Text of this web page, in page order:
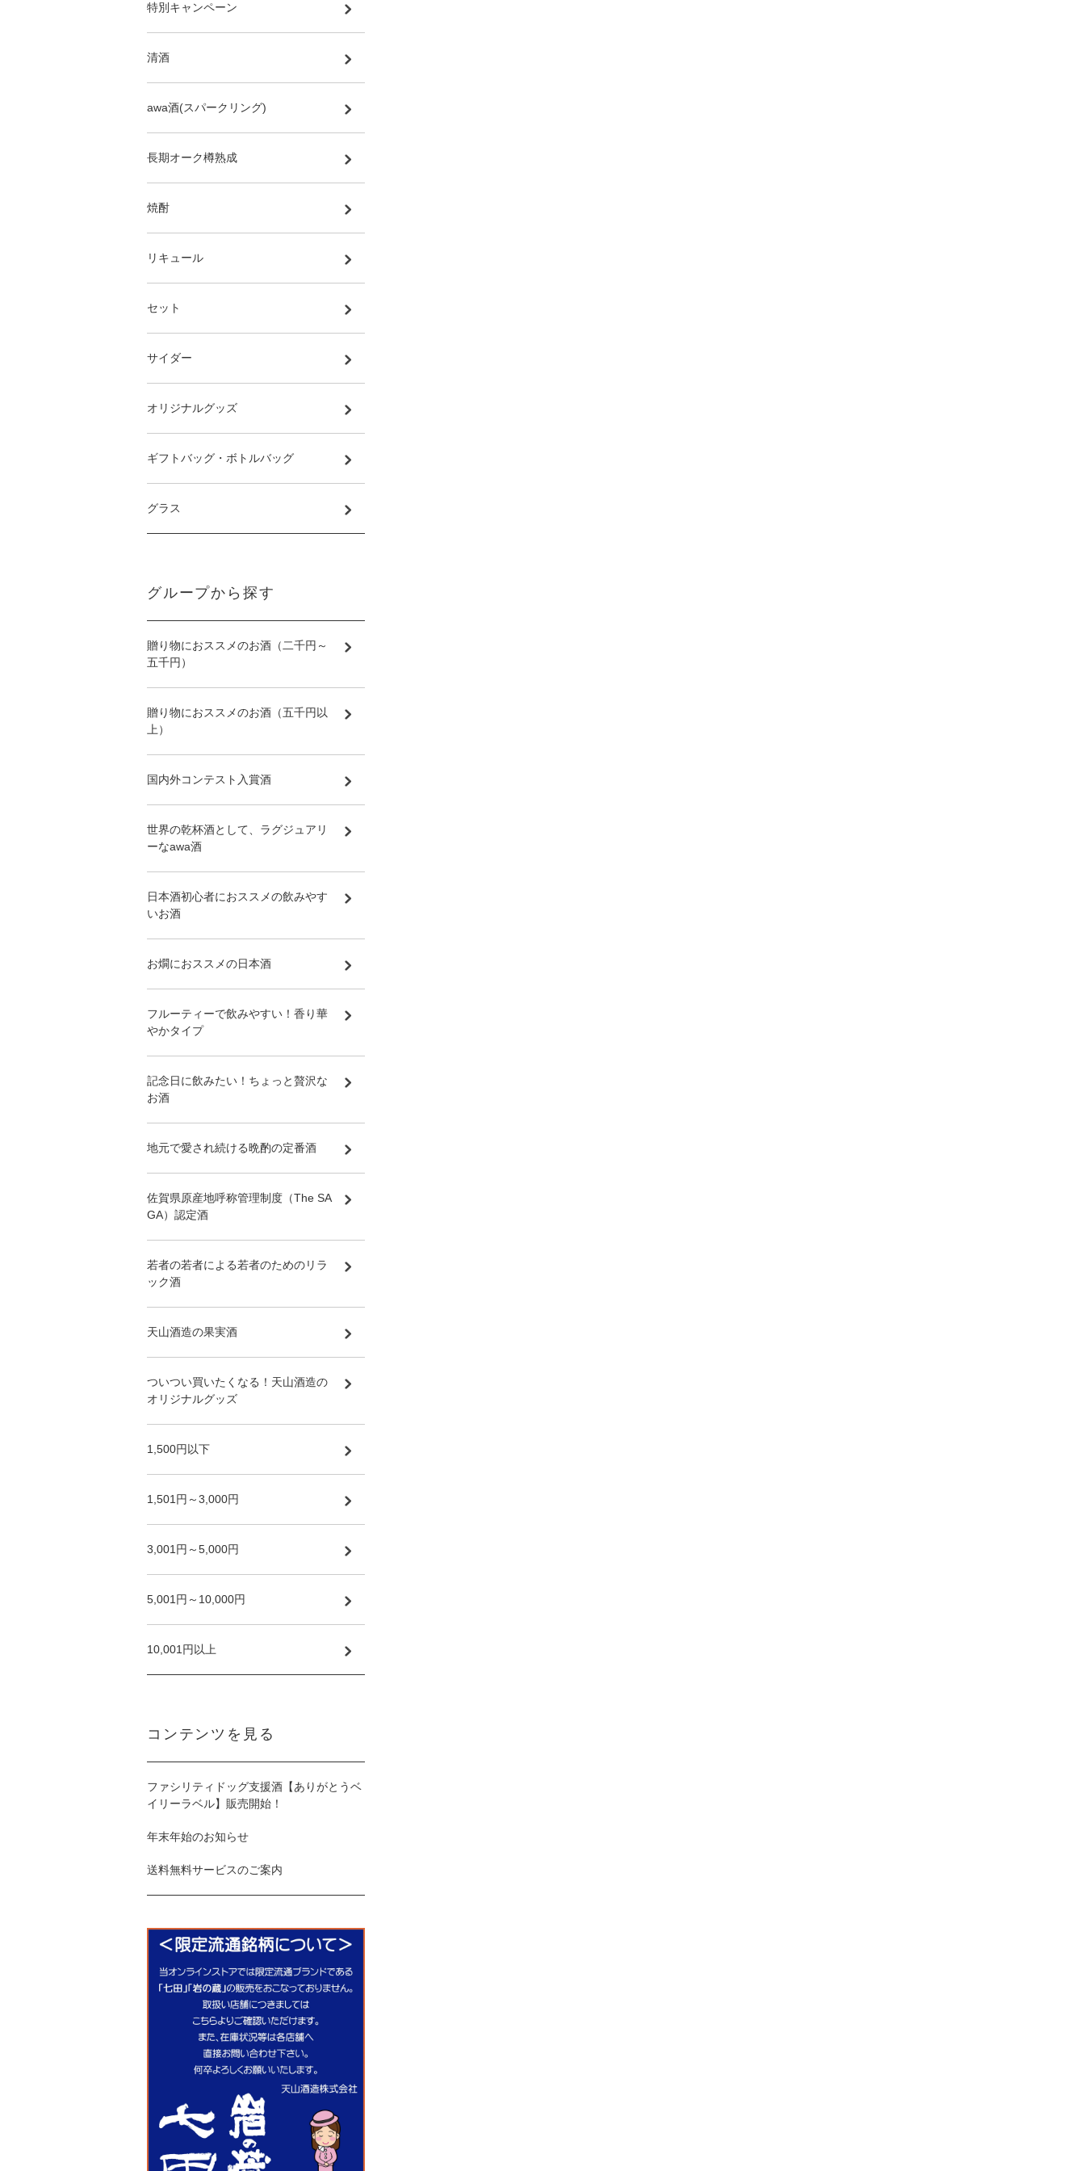
特別キャンペーン
清酒
awa酒(スパークリング)
長期オーク樽熟成
焼酎
リキュール
セット
サイダー
オリジナルグッズ
ギフトバッグ・ボトルバッグ
グラス
グループから探す
贈り物におススメのお酒（二千円～
五千円）
贈り物におススメのお酒（五千円以
上）
国内外コンテスト入賞酒
世界の乾杯酒として、ラグジュアリ
ーなawa酒
日本酒初心者におススメの飲みやす
いお酒
お燗におススメの日本酒
フルーティーで飲みやすい！香り華
やかタイプ
記念日に飲みたい！ちょっと贅沢な
お酒
地元で愛され続ける晩酌の定番酒
佐賀県原産地呼称管理制度（The SA
GA）認定酒
若者の若者による若者のためのリラ
ック酒
天山酒造の果実酒
ついつい買いたくなる！天山酒造の
オリジナルグッズ
1,500円以下
1,501円～3,000円
3,001円～5,000円
5,001円～10,000円
10,001円以上
コンテンツを見る
ファシリティドッグ支援酒【ありがとうベ
イリーラベル】販売開始！
年末年始のお知らせ
送料無料サービスのご案内